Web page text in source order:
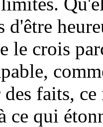
d'être
le crois
faits,
ce qui